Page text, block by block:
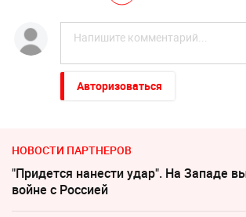
Авторизоваться
НОВОСТИ ПАРТНЕРОВ
"Придется нанести удар". На Западе
войне с Россией